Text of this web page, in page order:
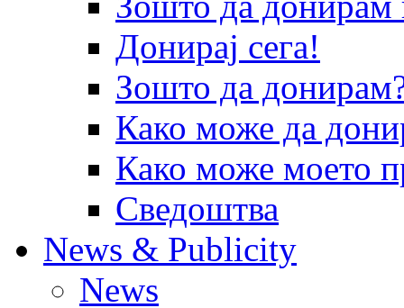
Донирај сега!
Зошто да
Како може да
Како може моето
Сведоштва
News & Publicity
News